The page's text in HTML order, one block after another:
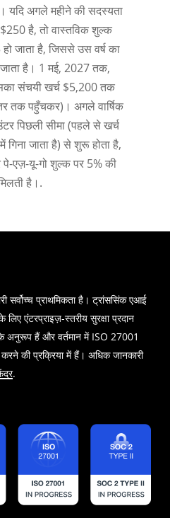
यदि अगले महीने की सदस्यता
$250 है, तो वास्तविक शुल्क
जाता है, जिससे उस वर्ष का
है। 1 मई, 2027 तक,
संचयी खर्च $5,200 तक
तक पहुँचकर)। अगले वार्षिक
पिछली सीमा (पहले से खर्च
जाता है) से शुरू होता है,
एज़-यू-गो शुल्क पर 5% की
है।.
सर्वोच्च प्राथमिकता है। ट्रांससिंक एआई
एंटरप्राइज़-स्तरीय सुरक्षा प्रदान
हैं और वर्तमान में ISO 27001
की प्रक्रिया में हैं। अधिक जानकारी
.